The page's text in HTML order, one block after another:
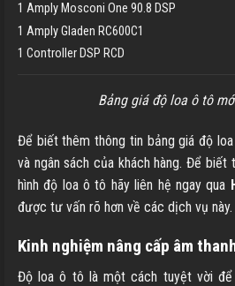
1 Amply Mosconi One 90.8 DSP
1 Amply Gladen RC600C1
1 Controller DSP RCD
Bảng giá độ loa ô tô
Để biết thêm thông tin bảng giá độ
và ngân sách của khách hàng. Để
hình độ loa ô tô hãy liên hệ ngay qua
được tư vấn rõ hơn về các dịch vụ này.
Kinh nghiệm nâng cấp âm
Độ loa ô tô là một cách tuyệt vời để